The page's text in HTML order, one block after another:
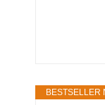
BESTSELLER